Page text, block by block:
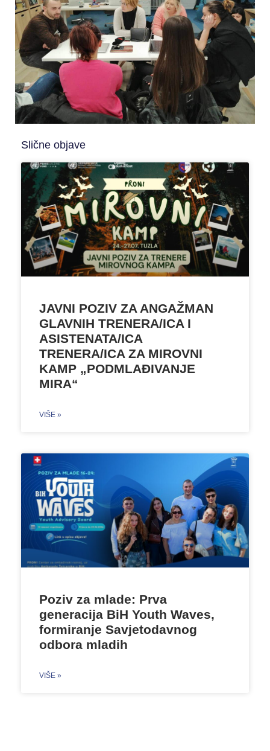
Slične objave
JAVNI POZIV ZA ANGAŽMAN
GLAVNIH TRENERA/ICA I
ASISTENATA/ICA
TRENERA/ICA ZA MIROVNI
KAMP „PODMLAĐIVANJE
MIRA“
VIŠE »
Poziv za mlade: Prva
generacija BiH Youth Waves,
formiranje Savjetodavnog
odbora mladih
VIŠE »